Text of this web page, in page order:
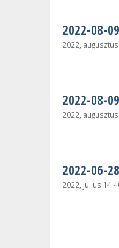
2022-08-
2022,
2022-08-
2022,
2022-06-
2022, július 14 -